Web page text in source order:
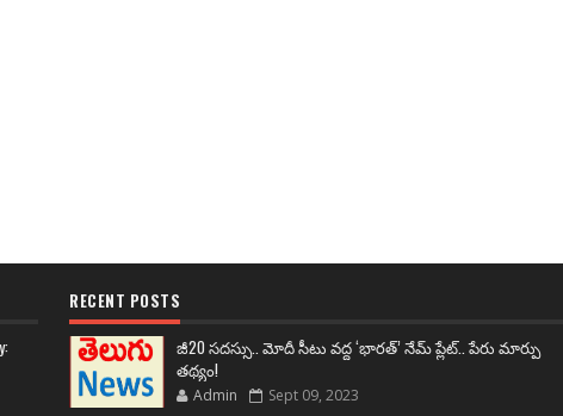
RECENT POSTS
జీ20 సదస్సు.. మోదీ సీటు వద్ద ‘భారత్’ నేమ్ ప్లేట్‌.. పేరు మార్పు
తథ్యం!
Admin Sept 09, 2023